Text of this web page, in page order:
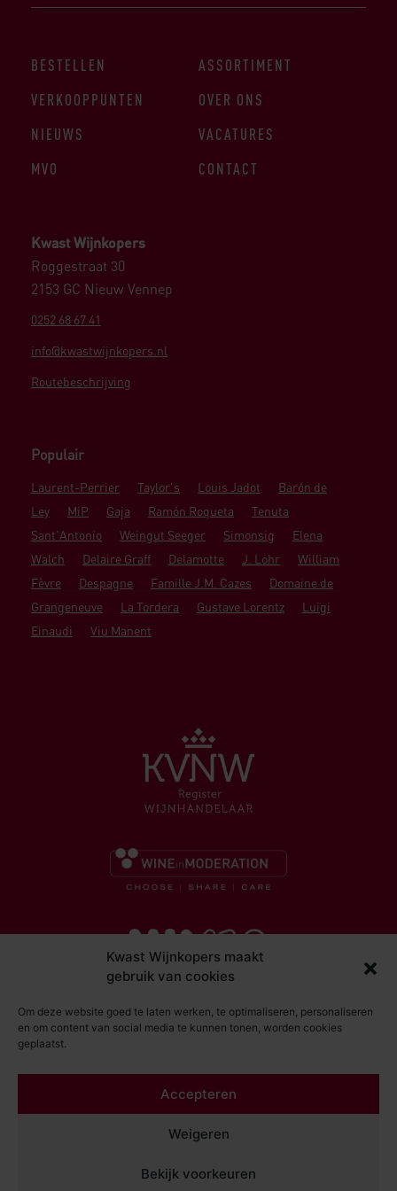
Kwast Wijnkopers maakt
gebruik van cookies
Om deze website goed te laten werken, te optimaliseren, personaliseren
en om content van social media te kunnen tonen, worden cookies
geplaatst.
Accepteren
Weigeren
Bekijk voorkeuren
Kwast Wijnkopers
Roggestraat 30
2153 GC Nieuw Vennep
0252 68 67 41
info@kwastwijnkopers.nl
Routebeschrijving
Populair
Laurent-Perrier Taylor's Louis Jadot
Barón de
Ley
MiP Gaja Ramón Roqueta
Tenuta
Sant'Antonio
Weingut Seeger Simonsig
Elena
Walch
Delaire Graff Delamotte J. Lohr
William
Fèvre
Despagne Famille J.M. Cazes
Domaine de
Grangeneuve
La Tordera Gustave Lorentz
Luigi
Einaudi
Viu Manent
BESTELLEN
ASSORTIMENT
VERKOOPPUNTEN
OVER ONS
NIEUWS
VACATURES
MVO
CONTACT
DISCLAIMER
ALGEMENE VOORWAARDEN